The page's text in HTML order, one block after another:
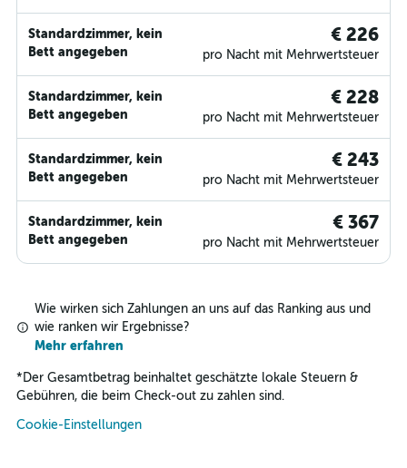
Standardzimmer, kein
Bett angegeben
€ 226
pro Nacht mit Mehrwertsteuer
Standardzimmer, kein
Bett angegeben
€ 228
pro Nacht mit Mehrwertsteuer
Standardzimmer, kein
Bett angegeben
€ 243
pro Nacht mit Mehrwertsteuer
Standardzimmer, kein
Bett angegeben
€ 367
pro Nacht mit Mehrwertsteuer
Wie wirken sich Zahlungen an uns auf das Ranking aus und
wie ranken wir Ergebnisse?
Mehr erfahren
* Der Gesamtbetrag beinhaltet geschätzte lokale Steuern &
Gebühren, die beim Check-out zu zahlen sind.
Cookie-Einstellungen